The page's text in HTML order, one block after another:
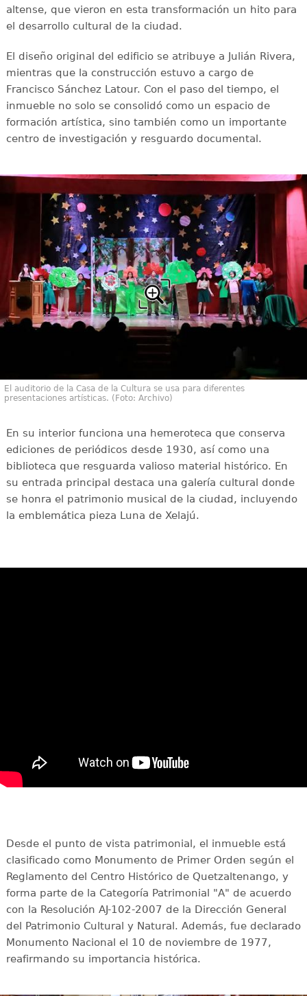
altense, que vieron en esta transformación un hito para
el desarrollo cultural de la ciudad.
El diseño original del edificio se atribuye a Julián Rivera,
mientras que la construcción estuvo a cargo de
Francisco Sánchez Latour. Con el paso del tiempo, el
inmueble no solo se consolidó como un espacio de
formación artística, sino también como un importante
centro de investigación y resguardo documental.
El auditorio de la Casa de la Cultura se usa para diferentes
presentaciones artísticas. (Foto: Archivo)
En su interior funciona una hemeroteca que conserva
ediciones de periódicos desde 1930, así como una
biblioteca que resguarda valioso material histórico. En
su entrada principal destaca una galería cultural donde
se honra el patrimonio musical de la ciudad, incluyendo
la emblemática pieza Luna de Xelajú.
Desde el punto de vista patrimonial, el inmueble está
clasificado como Monumento de Primer Orden según el
Reglamento del Centro Histórico de Quetzaltenango, y
forma parte de la Categoría Patrimonial "A" de acuerdo
con la Resolución AJ-102-2007 de la Dirección General
del Patrimonio Cultural y Natural. Además, fue declarado
Monumento Nacional el 10 de noviembre de 1977,
reafirmando su importancia histórica.